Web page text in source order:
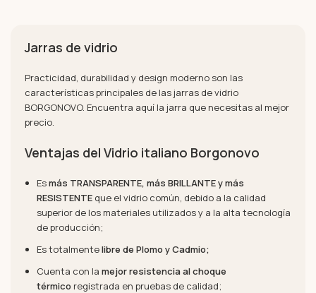
Jarras de vidrio
Practicidad, durabilidad y design moderno son las
características principales de las jarras de vidrio
BORGONOVO. Encuentra aquí la jarra que necesitas al mejor
precio.
Ventajas del Vidrio italiano Borgonovo
Esmás TRANSPARENTE, más BRILLANTE y más
RESISTENTE que el vidrio común, debido a la calidad
superior de los materiales utilizados y a la alta tecnología
de producción;
Es totalmentelibre de Plomo y Cadmio;
Cuenta con la mejor resistencia al choque
térmico registrada en pruebas de calidad;